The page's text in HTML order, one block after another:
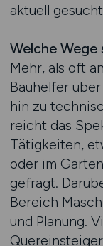
aktuell
Welche
Mehr, als oft
Bauhelfer
hin zu
reicht das
Tätigkeiten,
oder im
gefragt.
Bereich
und Planung.